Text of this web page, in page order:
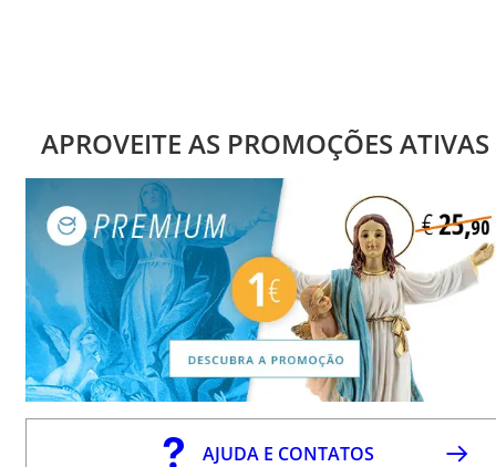
APROVEITE AS PROMOÇÕES ATIVAS
AJUDA E CONTATOS